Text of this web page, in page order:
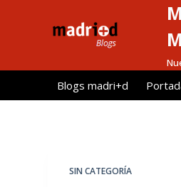
t
Blogs madri+d
SIN CATEGORÍA